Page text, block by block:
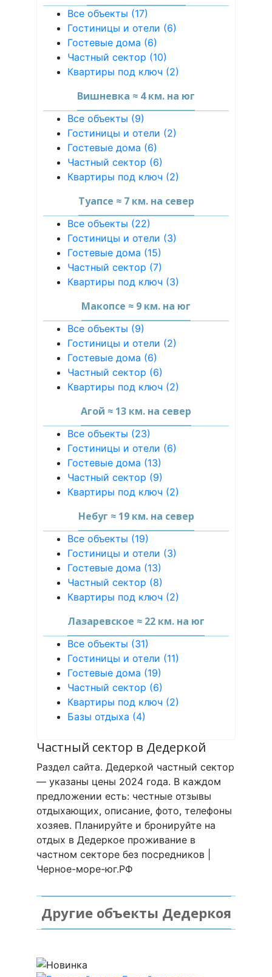
Все объекты (17)
Гостиницы и отели (6)
Гостевые дома (6)
Частный сектор (10)
Квартиры под ключ (2)
Вишневка ≈ 4 км. на юг
Все объекты (9)
Гостиницы и отели (2)
Гостевые дома (6)
Частный сектор (6)
Квартиры под ключ (2)
Туапсе ≈ 7 км. на север
Все объекты (22)
Гостиницы и отели (3)
Гостевые дома (15)
Частный сектор (7)
Квартиры под ключ (3)
Макопсе ≈ 9 км. на юг
Все объекты (9)
Гостиницы и отели (2)
Гостевые дома (6)
Частный сектор (6)
Квартиры под ключ (2)
Агой ≈ 13 км. на север
Все объекты (23)
Гостиницы и отели (6)
Гостевые дома (13)
Частный сектор (9)
Квартиры под ключ (2)
Небуг ≈ 19 км. на север
Все объекты (19)
Гостиницы и отели (3)
Гостевые дома (13)
Частный сектор (8)
Квартиры под ключ (2)
Лазаревское ≈ 22 км. на юг
Все объекты (31)
Гостиницы и отели (11)
Гостевые дома (19)
Частный сектор (6)
Квартиры под ключ (2)
Базы отдыха (4)
Частный сектор в Дедеркой
Раздел сайта. Дедеркой частный сектор
— указаны цены 2024 года. В каждом
предложении есть: честные отзывы
отдыхающих, описание, фото, телефоны
хозяев. Планируйте и бронируйте на
отдых в Дедеркое проживание в
частном секторе без посредников |
Черное-море-юг.РФ
Другие объекты Дедеркоя